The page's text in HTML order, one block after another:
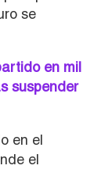
se
en mil
suspender
en el
el